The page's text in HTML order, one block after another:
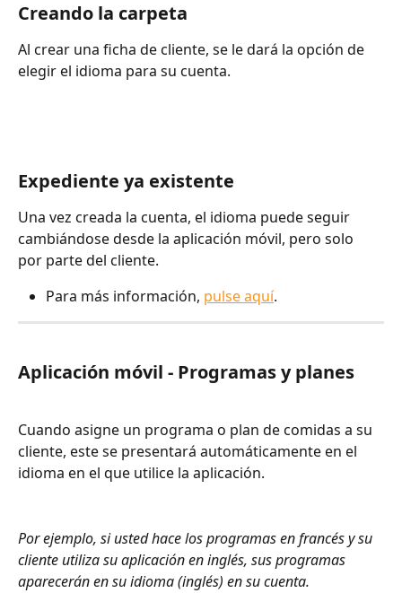
Creando la carpeta
Al crear una ficha de cliente, se le dará la opción de
elegir el idioma para su cuenta.
Expediente ya existente
Una vez creada la cuenta, el idioma puede seguir
cambiándose desde la aplicación móvil, pero solo
por parte del cliente.
Para más información, pulse aquí.
Aplicación móvil - Programas y planes
Cuando asigne un programa o plan de comidas a su
cliente, este se presentará automáticamente en el
idioma en el que utilice la aplicación.
Por ejemplo, si usted hace los programas en francés y su
cliente utiliza su aplicación en inglés, sus programas
aparecerán en su idioma (inglés) en su cuenta.